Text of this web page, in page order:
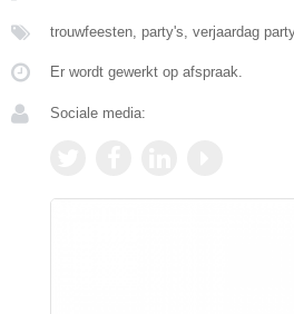
trouwfeesten, party's, verjaardag
Er wordt gewerkt op afspraak.
Sociale media: